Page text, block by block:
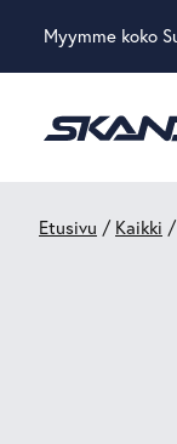
Myymme koko
Etusivu / Kaikki /